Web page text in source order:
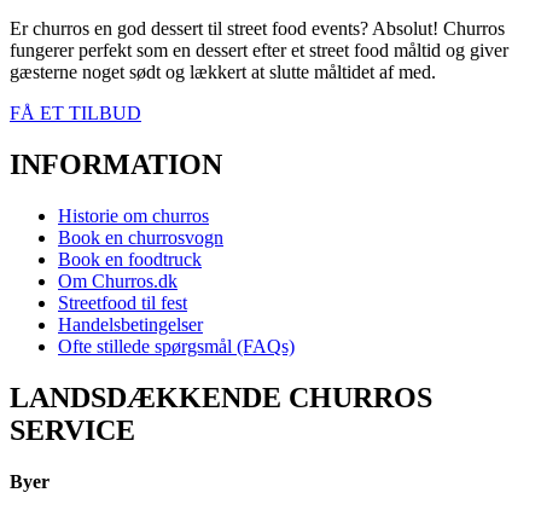
Er churros en god dessert til street food events? Absolut! Churros
fungerer perfekt som en dessert efter et street food måltid og giver
gæsterne noget sødt og lækkert at slutte måltidet af med.
FÅ ET TILBUD
INFORMATION
Historie om churros
Book en churrosvogn
Book en foodtruck
Om Churros.dk
Streetfood til fest
Handelsbetingelser
Ofte stillede spørgsmål (FAQs)
LANDSDÆKKENDE CHURROS
SERVICE
Byer